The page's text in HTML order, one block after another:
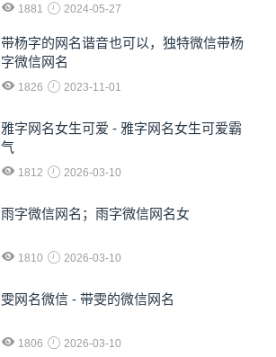
1881 2024-05-27
​带杨字的网名谐音也可以，独特微信带杨
字微信网名
1826 2023-11-01
雅字网名女生可爱 - 雅字网名女生可爱霸
气
1812 2026-03-10
雨字微信网名；雨字微信网名女
1810 2026-03-10
雯网名微信 - 带雯的微信网名
1806 2026-03-10